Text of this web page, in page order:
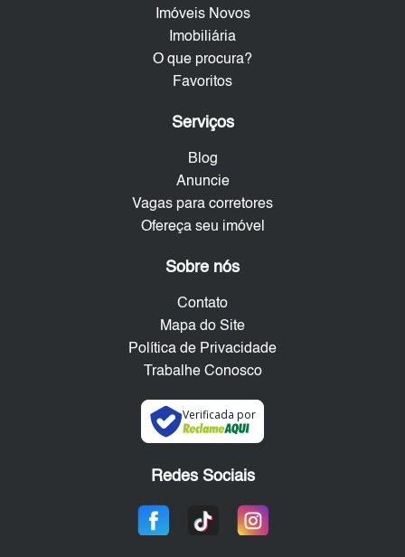
Imóveis Novos
Imobiliária
O que procura?
Favoritos
Serviços
Blog
Anuncie
Vagas para corretores
Ofereça seu imóvel
Sobre nós
Contato
Mapa do Site
Política de Privacidade
Trabalhe Conosco
Verificada por
Redes Sociais